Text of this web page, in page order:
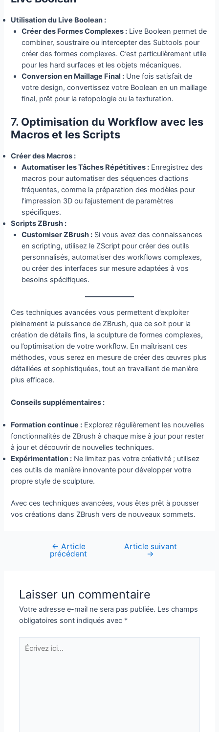
Utilisation du Live Boolean :
Créer des Formes Complexes : Live Boolean permet de
combiner, soustraire ou intercepter des Subtools pour
créer des formes complexes. C’est particulièrement utile
pour les hard surfaces et les objets mécaniques.
Conversion en Maillage Final : Une fois satisfait de
votre design, convertissez votre Boolean en un maillage
final, prêt pour la retopologie ou la texturation.
7. Optimisation du Workflow avec les
Macros et les Scripts
Créer des Macros :
Automatiser les Tâches Répétitives : Enregistrez des
macros pour automatiser des séquences d’actions
fréquentes, comme la préparation des modèles pour
l’impression 3D ou l’ajustement de paramètres
spécifiques.
Scripts ZBrush :
Customiser ZBrush : Si vous avez des connaissances
en scripting, utilisez le ZScript pour créer des outils
personnalisés, automatiser des workflows complexes,
ou créer des interfaces sur mesure adaptées à vos
besoins spécifiques.
Ces techniques avancées vous permettent d’exploiter
pleinement la puissance de ZBrush, que ce soit pour la
création de détails fins, la sculpture de formes complexes,
ou l’optimisation de votre workflow. En maîtrisant ces
méthodes, vous serez en mesure de créer des œuvres plus
détaillées et sophistiquées, tout en travaillant de manière
plus efficace.
Conseils supplémentaires :
Formation continue : Explorez régulièrement les nouvelles
fonctionnalités de ZBrush à chaque mise à jour pour rester
à jour et découvrir de nouvelles techniques.
Expérimentation : Ne limitez pas votre créativité ; utilisez
ces outils de manière innovante pour développer votre
propre style de sculpture.
Avec ces techniques avancées, vous êtes prêt à pousser
vos créations dans ZBrush vers de nouveaux sommets.
Navigation
← Article
précédent
Article suivant
→
Laisser un commentaire
Votre adresse e-mail ne sera pas publiée. Les champs
obligatoires sont indiqués avec *
Écrivez
ici…